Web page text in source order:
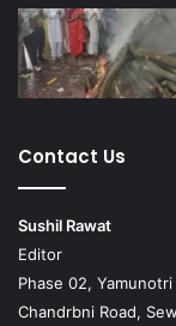
Contact Us
Sushil Rawat
Editor
Phase 02, Yamunotri
Chandrbni Road,